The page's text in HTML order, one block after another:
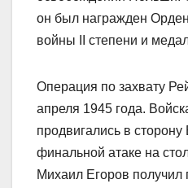
он был награжден
войны II степени и
Операция по захвату
апреля 1945 года.
продвигались в
финальной атаке на
Михаил Егоров получил